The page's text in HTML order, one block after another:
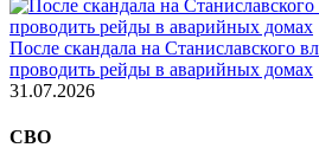
После скандала на Станиславского
проводить рейды в аварийных домах
31.07.2026
СВО